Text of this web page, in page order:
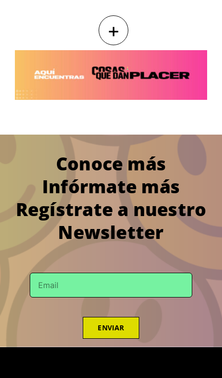
+
Conoce más
Infórmate más
Regístrate a nuestro
Newsletter
ENVIAR